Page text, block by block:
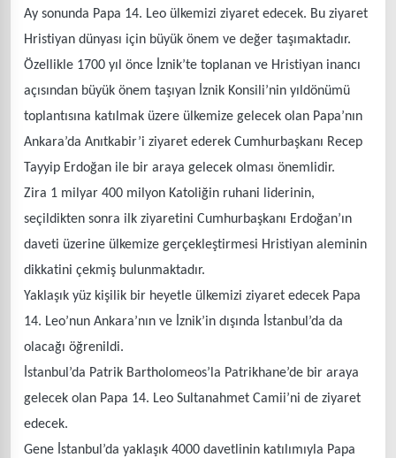
Ay sonunda Papa 14. Leo ülkemizi ziyaret edecek. Bu ziyaret
Hristiyan dünyası için büyük önem ve değer taşımaktadır.
Özellikle 1700 yıl önce İznik’te toplanan ve Hristiyan inancı
açısından büyük önem taşıyan İznik Konsili’nin yıldönümü
toplantısına katılmak üzere ülkemize gelecek olan Papa’nın
Ankara’da Anıtkabir’i ziyaret ederek Cumhurbaşkanı Recep
Tayyip Erdoğan ile bir araya gelecek olması önemlidir.
Zira 1 milyar 400 milyon Katoliğin ruhani liderinin,
seçildikten sonra ilk ziyaretini Cumhurbaşkanı Erdoğan’ın
daveti üzerine ülkemize gerçekleştirmesi Hristiyan aleminin
dikkatini çekmiş bulunmaktadır.
Yaklaşık yüz kişilik bir heyetle ülkemizi ziyaret edecek Papa
14. Leo’nun Ankara’nın ve İznik’in dışında İstanbul’da da
olacağı öğrenildi.
İstanbul’da Patrik Bartholomeos’la Patrikhane’de bir araya
gelecek olan Papa 14. Leo Sultanahmet Camii’ni de ziyaret
edecek.
Gene İstanbul’da yaklaşık 4000 davetlinin katılımıyla Papa